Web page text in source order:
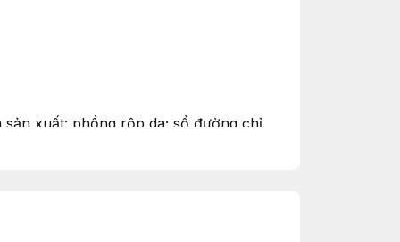
xuất: phồng rộp da; sổ đường chỉ
để được hỗ trợ sửa miễn phí.
chảy, ẩm mốc, vật cứng sắc nhọn,